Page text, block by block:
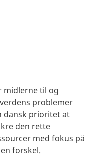
midlerne til og
problemer
dansk prioritet at
den rette
med fokus på
forskel.